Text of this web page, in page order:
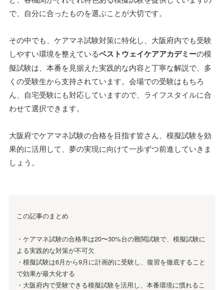
で、自分に合ったものを選ぶことが大切です。
その中でも、ケアマネ試験対策に特化し、大阪府内でも受験
しやすい環境を整えているベストウェイケアアカデミーの模
擬試験は、本番を見据えた実践的な内容と丁寧な解説で、多
くの受験生から支持されています。会場での受験はもちろ
ん、自宅受験にも対応していますので、ライフスタイルに合
わせて選択できます。
大阪府でケアマネ試験の合格を目指す皆さん、模擬試験を効
果的に活用して、夢の実現に向けて一歩ずつ前進していきま
しょう。
この記事のまとめ
・ケアマネ試験の合格率は20〜30%台の難関試験で、模擬試験に
よる実践的な対策が不可欠
・模擬試験は6月から9月に計画的に受験し、復習を徹底すること
で効果が最大化する
・大阪府内で受験できる模擬試験を活用し、本番環境に慣れるこ